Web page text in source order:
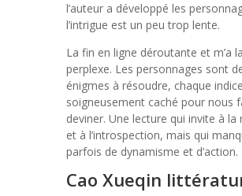
l’auteur a développé les
l’intrigue est un peu trop lente.
La fin en ligne déroutante et m’a
perplexe. Les personnages sont
énigmes à résoudre, chaque indice
soigneusement caché pour nous
deviner. Une lecture qui invite à la
et à l’introspection, mais qui
parfois de dynamisme et d’action.
Cao Xueqin